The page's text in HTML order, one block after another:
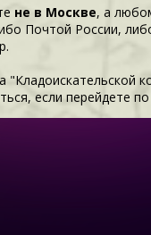
не в Москве, а
Почтой России,
если перейдете по